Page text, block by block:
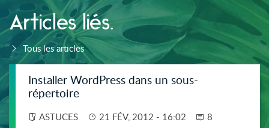
Articles liés.
Tous les articles
Installer WordPress dans un sous-
répertoire
ASTUCES 21 FÉV, 2012 - 16:02 8